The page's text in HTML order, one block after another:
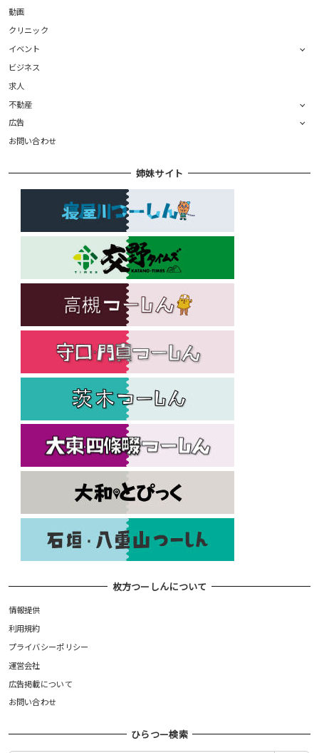
動画
クリニック
イベント
ビジネス
求人
不動産
広告
お問い合わせ
姉妹サイト
枚方つーしんについて
情報提供
利用規約
プライバシーポリシー
運営会社
広告掲載について
お問い合わせ
ひらつー検索